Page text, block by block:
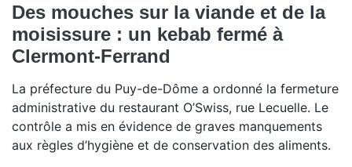
Des mouches sur la viande et de la
moisissure : un kebab fermé à
Clermont-Ferrand
La préfecture du Puy-de-Dôme a ordonné la fermeture
administrative du restaurant O’Swiss, rue Lecuelle. Le
contrôle a mis en évidence de graves manquements
aux règles d’hygiène et de conservation des aliments.